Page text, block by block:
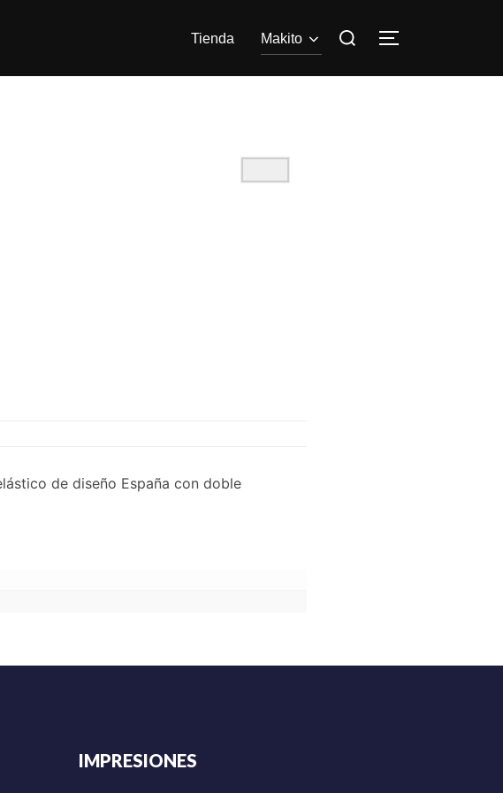
Tienda Makito
de diseño España con doble
IMPRESIONES